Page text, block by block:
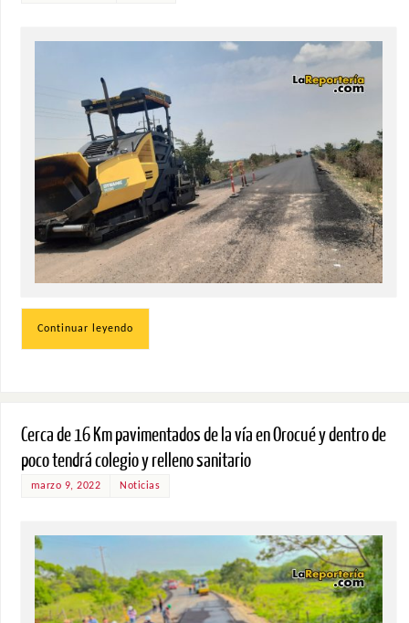
Continuar leyendo
Cerca de 16 Km pavimentados de la vía en Orocué y dentro de
poco tendrá colegio y relleno sanitario
marzo 9, 2022 Noticias